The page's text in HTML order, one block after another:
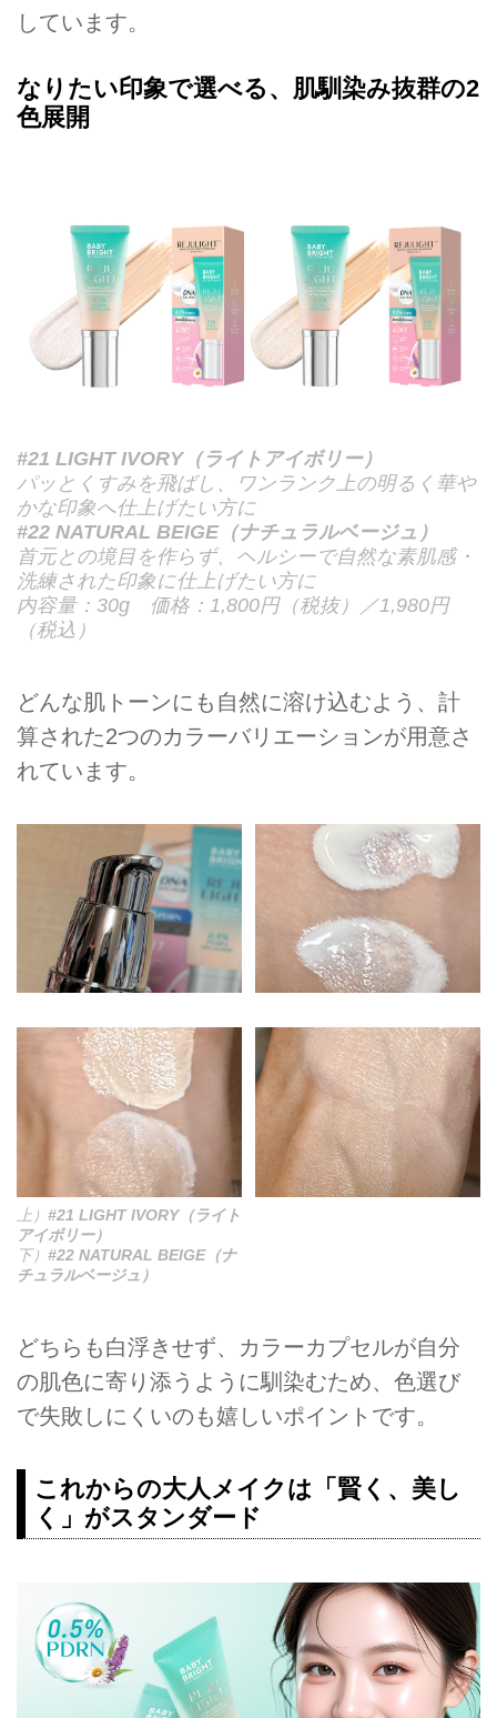
しています。
なりたい印象で選べる、肌馴染み抜群の2
色展開
#21 LIGHT IVORY（ライトアイボリー）
パッとくすみを飛ばし、ワンランク上の明るく華や
かな印象へ仕上げたい方に
#22 NATURAL BEIGE（ナチュラルベージュ）
首元との境目を作らず、ヘルシーで自然な素肌感・
洗練された印象に仕上げたい方に
内容量：30g 価格：1,800円（税抜）／1,980円
（税込）
どんな肌トーンにも自然に溶け込むよう、計
算された2つのカラーバリエーションが用意さ
れています。
上） #21 LIGHT IVORY（ライト
アイボリー）
下） #22 NATURAL BEIGE（ナ
チュラルベージュ）
どちらも白浮きせず、カラーカプセルが自分
の肌色に寄り添うように馴染むため、色選び
で失敗しにくいのも嬉しいポイントです。
これからの大人メイクは「賢く、美し
く」がスタンダード